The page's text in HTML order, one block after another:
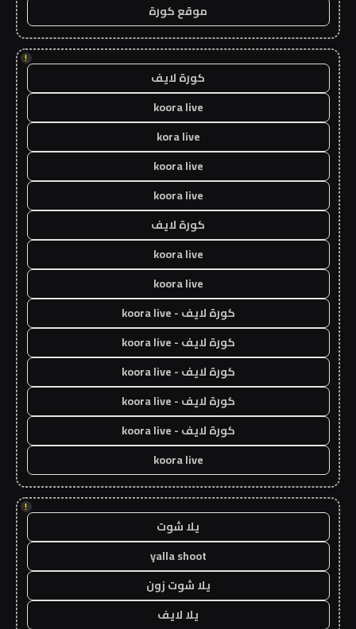
موقع كورة
!
كورة لايف
koora live
kora live
koora live
koora live
كورة لايف
koora live
koora live
كورة لايف - koora live
كورة لايف - koora live
كورة لايف - koora live
كورة لايف - koora live
كورة لايف - koora live
koora live
!
يلا شوت
yalla shoot
يلا شوت زون
يلا لايف